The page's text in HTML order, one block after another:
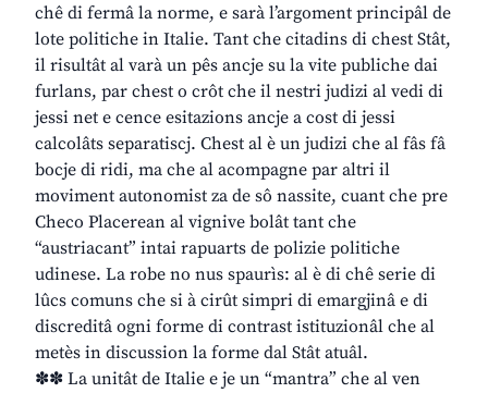
chê di fermâ la norme, e sarà l’argoment principâl de
lote politiche in Italie. Tant che citadins di chest Stât,
il risultât al varà un pês ancje su la vite publiche dai
furlans, par chest o crôt che il nestri judizi al vedi di
jessi net e cence esitazions ancje a cost di jessi
calcolâts separatiscj. Chest al è un judizi che al fâs fâ
bocje di ridi, ma che al acompagne par altri il
moviment autonomist za de sô nassite, cuant che pre
Checo Placerean al vignive bolât tant che
“austriacant” intai rapuarts de polizie politiche
udinese. La robe no nus spaurìs: al è di chê serie di
lûcs comuns che si à cirût simpri di emargjinâ e di
discreditâ ogni forme di contrast istituzionâl che al
metès in discussion la forme dal Stât atuâl.
✽✽ La unitât de Italie e je un “mantra” che al ven